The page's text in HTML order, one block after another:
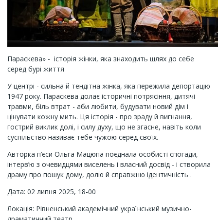
Параскева» - історія жінки, яка знаходить шлях до себе
серед бурі життя
У центрі - сильна й тендітна жінка, яка пережила депортацію
1947 року. Параскева долає історичні потрясіння, дитячі
травми, біль втрат - аби любити, будувати новий дім і
цінувати кожну мить. Ця історія - про зраду й вигнання,
гострий виклик долі, і силу духу, що не згасне, навіть коли
суспільство називає тебе чужою серед своїх.
Авторка п’єси Ольга Мацюпа поєднала особисті спогади,
інтерв’ю з очевидцями виселень і власний досвід - і створила
драму про пошук дому, долю й справжню ідентичність .
Дата: 02 липня 2025, 18-00
Локація: Рівненський академічний український музично-